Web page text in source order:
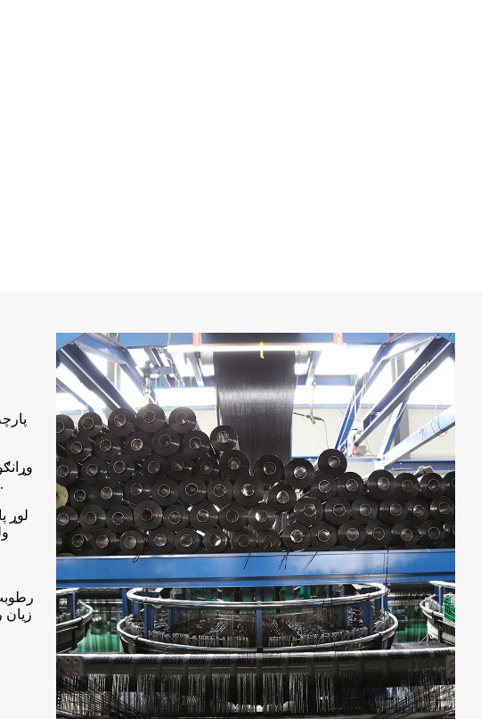
زموږ محصولات کولی شي د اوږد مهاله خدمت وخت وړاندې کړي، کوم چې تاسو ته د 8 کلونو څخه زیات تضمین درکوي.
زیان